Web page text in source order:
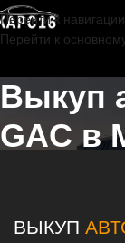
Перейти к навигации
Перейти к
Выкуп
GAC в
ВЫКУП